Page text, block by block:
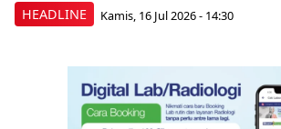
HEADLINE Kamis, 16 Jul 2026 - 14:30